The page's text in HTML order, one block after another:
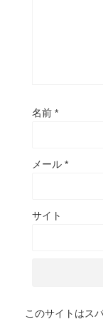
名前 *
メール *
サイト
このサイトはス